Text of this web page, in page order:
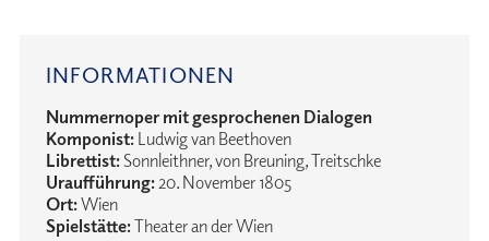
INFORMATIONEN
Nummernoper mit gesprochenen Dialogen
Komponist: Ludwig van Beethoven
Librettist:Sonnleithner, von Breuning, Treitschke
Uraufführung:20. November 1805
Ort:Wien
Spielstätte:Theater an der Wien